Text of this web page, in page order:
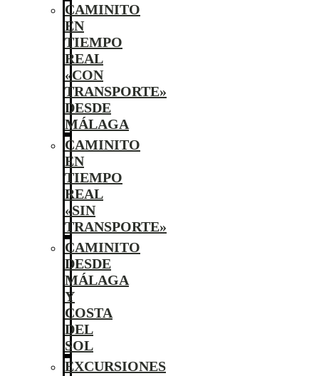
CAMINITO
EN
TIEMPO
REAL
«CON
TRANSPORTE»
DESDE
MÁLAGA
CAMINITO
EN
TIEMPO
REAL
«SIN
TRANSPORTE»
CAMINITO
DESDE
MÁLAGA
Y
COSTA
DEL
SOL
EXCURSIONES